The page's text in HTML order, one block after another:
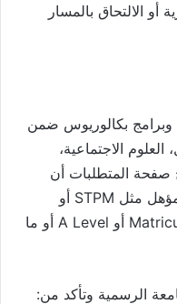
الالتحاق بالمسار
توفر جامعة AIU برامج Foundation وبرامج بكالوريوس ضمن
الاجتماعية،
صفحة المتطلبات أن
برنامج البكالوريوس يحتاج عادة إلى مؤهل مثل STPM أو
Diploma أو Foundation أو Matriculation أو A Level أو ما
الرسمية وتأكد من: